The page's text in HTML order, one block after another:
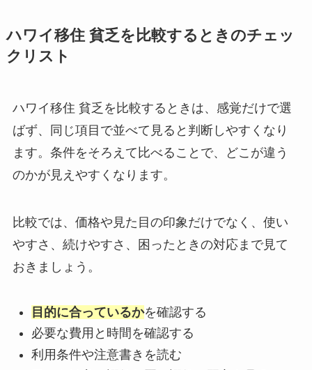
ハワイ移住 貧乏を比較するときのチェッ
クリスト
ハワイ移住 貧乏を比較するときは、感覚だけで選
ばず、同じ項目で並べて見ると判断しやすくなり
ます。条件をそろえて比べることで、どこが違う
のかが見えやすくなります。
比較では、価格や見た目の印象だけでなく、使い
やすさ、続けやすさ、困ったときの対応まで見て
おきましょう。
目的に合っているかを確認する
必要な費用と時間を確認する
利用条件や注意書きを読む